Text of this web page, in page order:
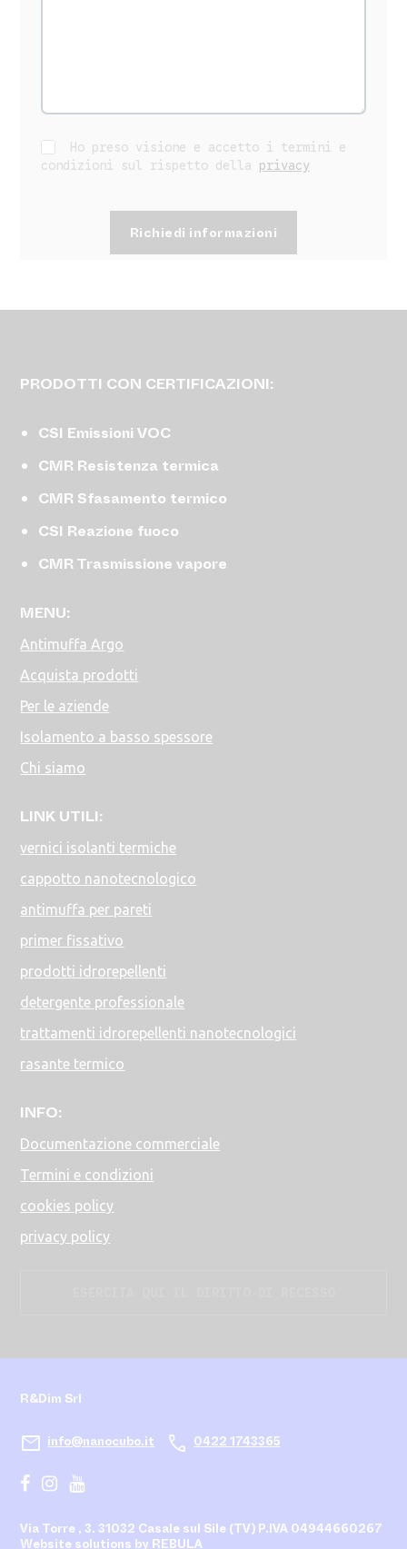
Ho preso visione e accetto i termini e
condizioni sul rispetto della privacy
PRODOTTI CON CERTIFICAZIONI:
CSI Emissioni VOC
CMR Resistenza termica
CMR Sfasamento termico
CSI Reazione fuoco
CMR Trasmissione vapore
MENU:
Antimuffa Argo
Acquista prodotti
Per le aziende
Isolamento a basso spessore
Chi siamo
LINK UTILI:
vernici isolanti termiche
cappotto nanotecnologico
antimuffa per pareti
primer fissativo
prodotti idrorepellenti
detergente professionale
trattamenti idrorepellenti nanotecnologici
rasante termico
INFO:
Documentazione commerciale
Termini e condizioni
cookies policy
privacy policy
R&Dim Srl
Via Torre , 3. 31032 Casale sul Sile (TV) P.IVA 04944660267
Website solutions by REBULA
mail info@nanocubo.it call 0422 1743365